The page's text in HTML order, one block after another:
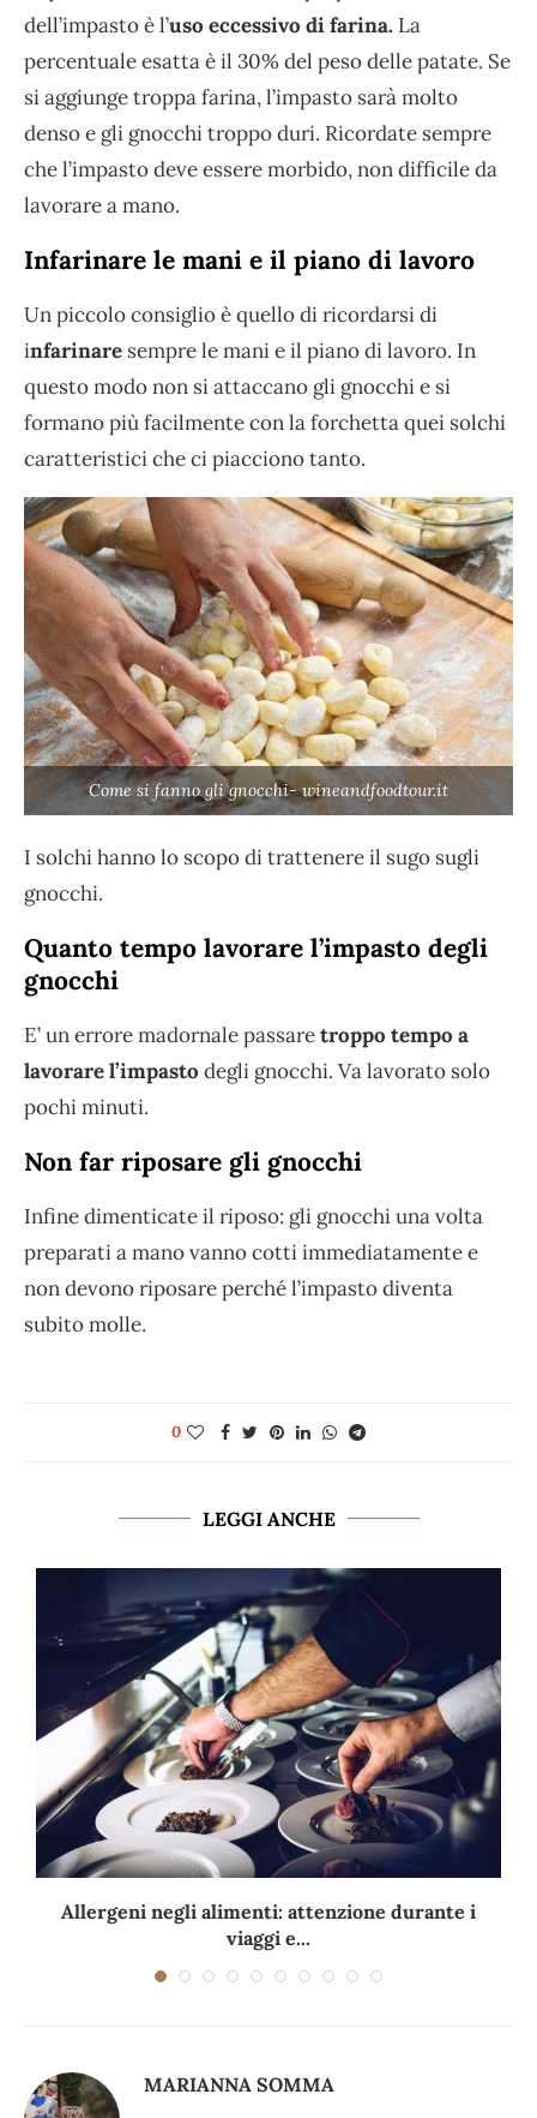
dell’impasto è l’uso eccessivo di farina. La
percentuale esatta è il 30% del peso delle patate. Se
si aggiunge troppa farina, l’impasto sarà molto
denso e gli gnocchi troppo duri. Ricordate sempre
che l’impasto deve essere morbido, non difficile da
lavorare a mano.
Infarinare le mani e il piano di lavoro
Un piccolo consiglio è quello di ricordarsi di
infarinare sempre le mani e il piano di lavoro. In
questo modo non si attaccano gli gnocchi e si
formano più facilmente con la forchetta quei solchi
caratteristici che ci piacciono tanto.
Come si fanno gli gnocchi- wineandfoodtour.it
I solchi hanno lo scopo di trattenere il sugo sugli
gnocchi.
Quanto tempo lavorare l’impasto degli
gnocchi
E’ un errore madornale passaretroppo tempo a
lavorare l’impasto degli gnocchi. Va lavorato solo
pochi minuti.
Non far riposare gli gnocchi
Infine dimenticate il riposo: gli gnocchi una volta
preparati a mano vanno cotti immediatamente e
non devono riposare perché l’impasto diventa
subito molle.
0
LEGGI ANCHE
Allergeni negli alimenti: attenzione durante i
viaggi e...
MARIANNA SOMMA